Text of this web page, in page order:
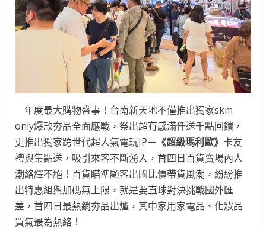
年度最大購物盛事！台南新天地不僅推出獨家skm
only爆款夯品全面應戰，祭出超有感滿仟送千點回饋，
更推出獨家跨世代超人氣電玩IP－ 《超級瑪利歐》 卡友
禮與集點送，吸引來客不斷湧入，首四日百貨賣場內人
潮絡繹不絕！百貨瞄準顧客出國比價帶貨風潮，紛紛推
出特惠組與加碼無上限，就是要直球對決挑戰國外匯
差，首四日最熱銷夯品出爐，其中家用家電品、化妝品
買氣最為熱絡！